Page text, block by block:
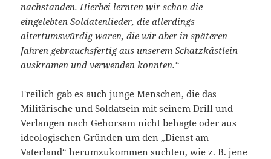
nachstanden. Hierbei lernten wir schon die
eingelebten Soldatenlieder, die allerdings
altertumswürdig waren, die wir aber in späteren
Jahren gebrauchsfertig aus unserem Schatzkästlein
auskramen und verwenden konnten.“
Freilich gab es auch junge Menschen, die das
Militärische und Soldatsein mit seinem Drill und
Verlangen nach Gehorsam nicht behagte oder aus
ideologischen Gründen um den „Dienst am
Vaterland“ herumzukommen suchten, wie z. B. jene